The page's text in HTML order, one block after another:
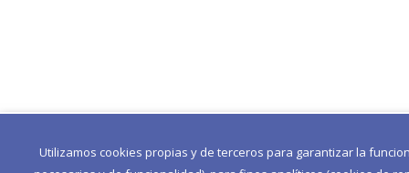
Utilizamos cookies propias y de terceros para garantizar la